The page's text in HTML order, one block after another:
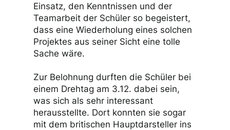
Einsatz, den Kenntnissen und der
Teamarbeit der Schüler so begeistert,
dass eine Wiederholung eines solchen
Projektes aus seiner Sicht eine tolle
Sache wäre.
Zur Belohnung durften die Schüler bei
einem Drehtag am 3.12. dabei sein,
was sich als sehr interessant
herausstellte. Dort konnten sie sogar
mit dem britischen Hauptdarsteller ins